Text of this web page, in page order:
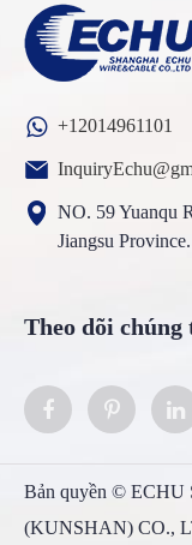
+12014961101
NO. 59 Yuanqu
Jiangsu Province.
Theo dõi chúng
Bản quyền © ECHU
(KUNSHAN) CO.,